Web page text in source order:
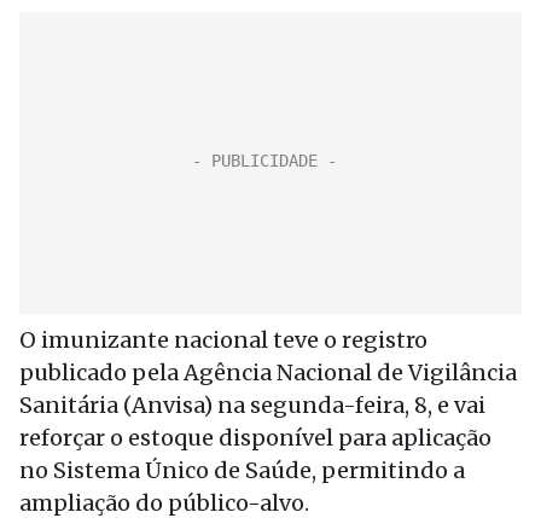
O imunizante nacional teve o registro
publicado pela Agência Nacional de Vigilância
Sanitária (Anvisa) na segunda-feira, 8, e vai
reforçar o estoque disponível para aplicação
no Sistema Único de Saúde, permitindo a
ampliação do público-alvo.